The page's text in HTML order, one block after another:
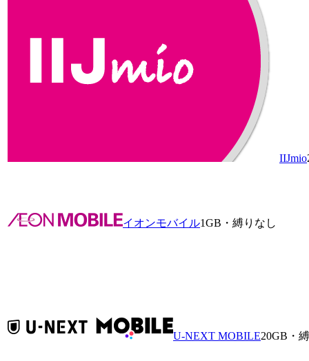
IIJmio
イオンモバイル1GB・縛りなし
U-NEXT MOBILE20GB・